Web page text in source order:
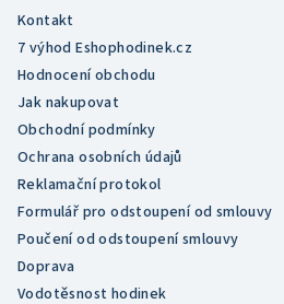
Kontakt
7 výhod Eshophodinek.cz
Hodnocení obchodu
Jak nakupovat
Obchodní podmínky
Ochrana osobních údajů
Reklamační protokol
Formulář pro odstoupení od smlouvy
Poučení od odstoupení smlouvy
Doprava
Vodotěsnost hodinek